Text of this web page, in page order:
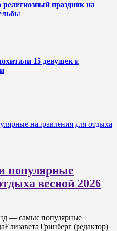
религиозный праздник на
15 девушек и
направления для отдыха
популярные
весной 2026
— самые популярные
Гринберг (редактор)